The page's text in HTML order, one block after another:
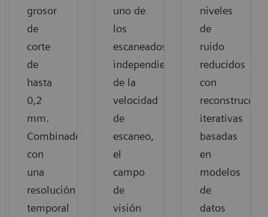
grosor
de
corte
de
hasta
0,2
mm.
Combinados
con
una
resolución
temporal
uno de
los
escaneados,
independientemente
de la
velocidad
de
escaneo,
el
campo
de
visión
niveles
de
ruido
reducidos
con
iterativas
basadas
en
modelos
de
datos